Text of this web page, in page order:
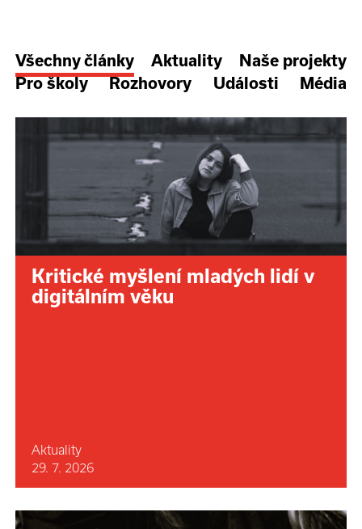
Všechny články Aktuality
Naše projekty
Pro školy
Rozhovory Události Média
Kritické myšlení mladých lidí v
digitálním věku
Aktuality
29. 7. 2026